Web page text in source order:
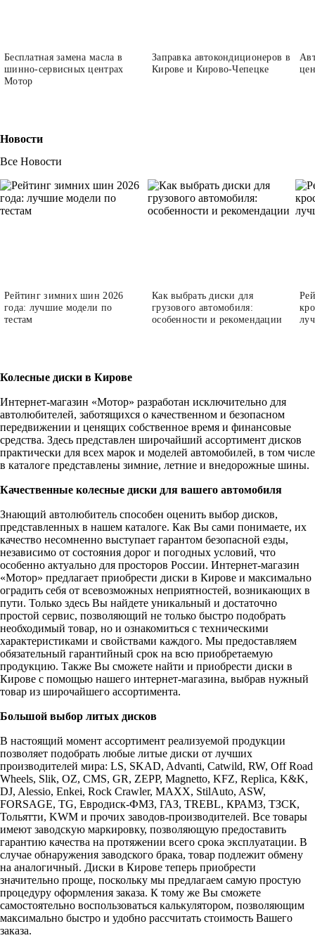
Бесплатная замена масла в
шинно-сервисных центрах
Мотор
Заправка автокондиционеров в
Кирове и Кирово-Чепецке
Новости
Все Новости
Рейтинг зимних шин 2026
года: лучшие модели по
тестам
Как выбрать диски для
грузового автомобиля:
особенности и рекомендации
Колесные диски в Кирове
Интернет-магазин «Мотор» разработан исключительно для
автолюбителей, заботящихся о качественном и безопасном
передвижении и ценящих собственное время и финансовые
средства. Здесь представлен широчайший ассортимент дисков
практически для всех марок и моделей автомобилей, в том числе
в каталоге представлены зимние, летние и внедорожные шины.
Качественные колесные диски для вашего автомобиля
Знающий автолюбитель способен оценить выбор дисков,
представленных в нашем каталоге. Как Вы сами понимаете, их
качество несомненно выступает гарантом безопасной езды,
независимо от состояния дорог и погодных условий, что
особенно актуально для просторов России. Интернет-магазин
«Мотор» предлагает приобрести диски в Кирове и максимально
оградить себя от всевозможных неприятностей, возникающих в
пути. Только здесь Вы найдете уникальный и достаточно
простой сервис, позволяющий не только быстро подобрать
необходимый товар, но и ознакомиться с техническими
характеристиками и свойствами каждого. Мы предоставляем
обязательный гарантийный срок на всю приобретаемую
продукцию. Также Вы сможете найти и приобрести диски в
Кирове с помощью нашего интернет-магазина, выбрав нужный
товар из широчайшего ассортимента.
Большой выбор литых дисков
В настоящий момент ассортимент реализуемой продукции
позволяет подобрать любые литые диски от лучших
производителей мира: LS, SKAD, Advanti, Catwild, RW, Off Road
Wheels, Slik, OZ, CMS, GR, ZEPP, Magnetto, KFZ, Replica, K&K,
DJ, Alessio, Enkei, Rock Crawler, MAXX, StilAuto, ASW,
FORSAGE, TG, Евродиск-ФМЗ, ГАЗ, TREBL, КРАМЗ, ТЗСК,
Тольятти, KWM и прочих заводов-производителей. Все товары
имеют заводскую маркировку, позволяющую предоставить
гарантию качества на протяжении всего срока эксплуатации. В
случае обнаружения заводского брака, товар подлежит обмену
на аналогичный. Диски в Кирове теперь приобрести
значительно проще, поскольку мы предлагаем самую простую
процедуру оформления заказа. К тому же Вы сможете
самостоятельно воспользоваться калькулятором, позволяющим
максимально быстро и удобно рассчитать стоимость Вашего
заказа.